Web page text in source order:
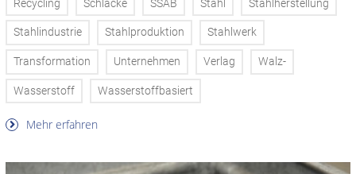
Recycling Schlacke SSAB Stahl Stahlherstellung
Stahlindustrie Stahlproduktion Stahlwerk
Transformation Unternehmen Verlag Walz-
Wasserstoff Wasserstoffbasiert
Mehr erfahren